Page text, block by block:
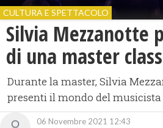
CULTURA E SPETTACOLO
Silvia Mezzanotte
di una master
Durante la master, Silvia
presenti il mondo del
06 Novembre 2021 12:43